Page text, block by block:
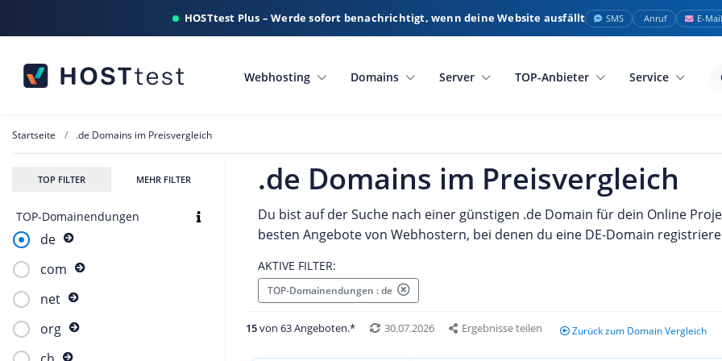
HOSTtest Plus – Werde sofort benachrichtigt, wenn deine Website ausfällt SMS Anruf E-Mail
Webhosting Domains Server TOP-Anbieter Service
Startseite .de Domains im Preisvergleich
TOP FILTER MEHR FILTER
TOP-Domainendungen
de
com
net
org
.de Domains im Preisvergleich
Du bist auf der Suche nach einer günstigen .de Domain für dein Online
besten Angebote von Webhostern, bei denen du eine DE-Domain
AKTIVE FILTER:
TOP-Domainendungen : de
15von 63 Angeboten.* 30.07.2026 Ergebnisse teilen Zurück zum Domain Vergleich